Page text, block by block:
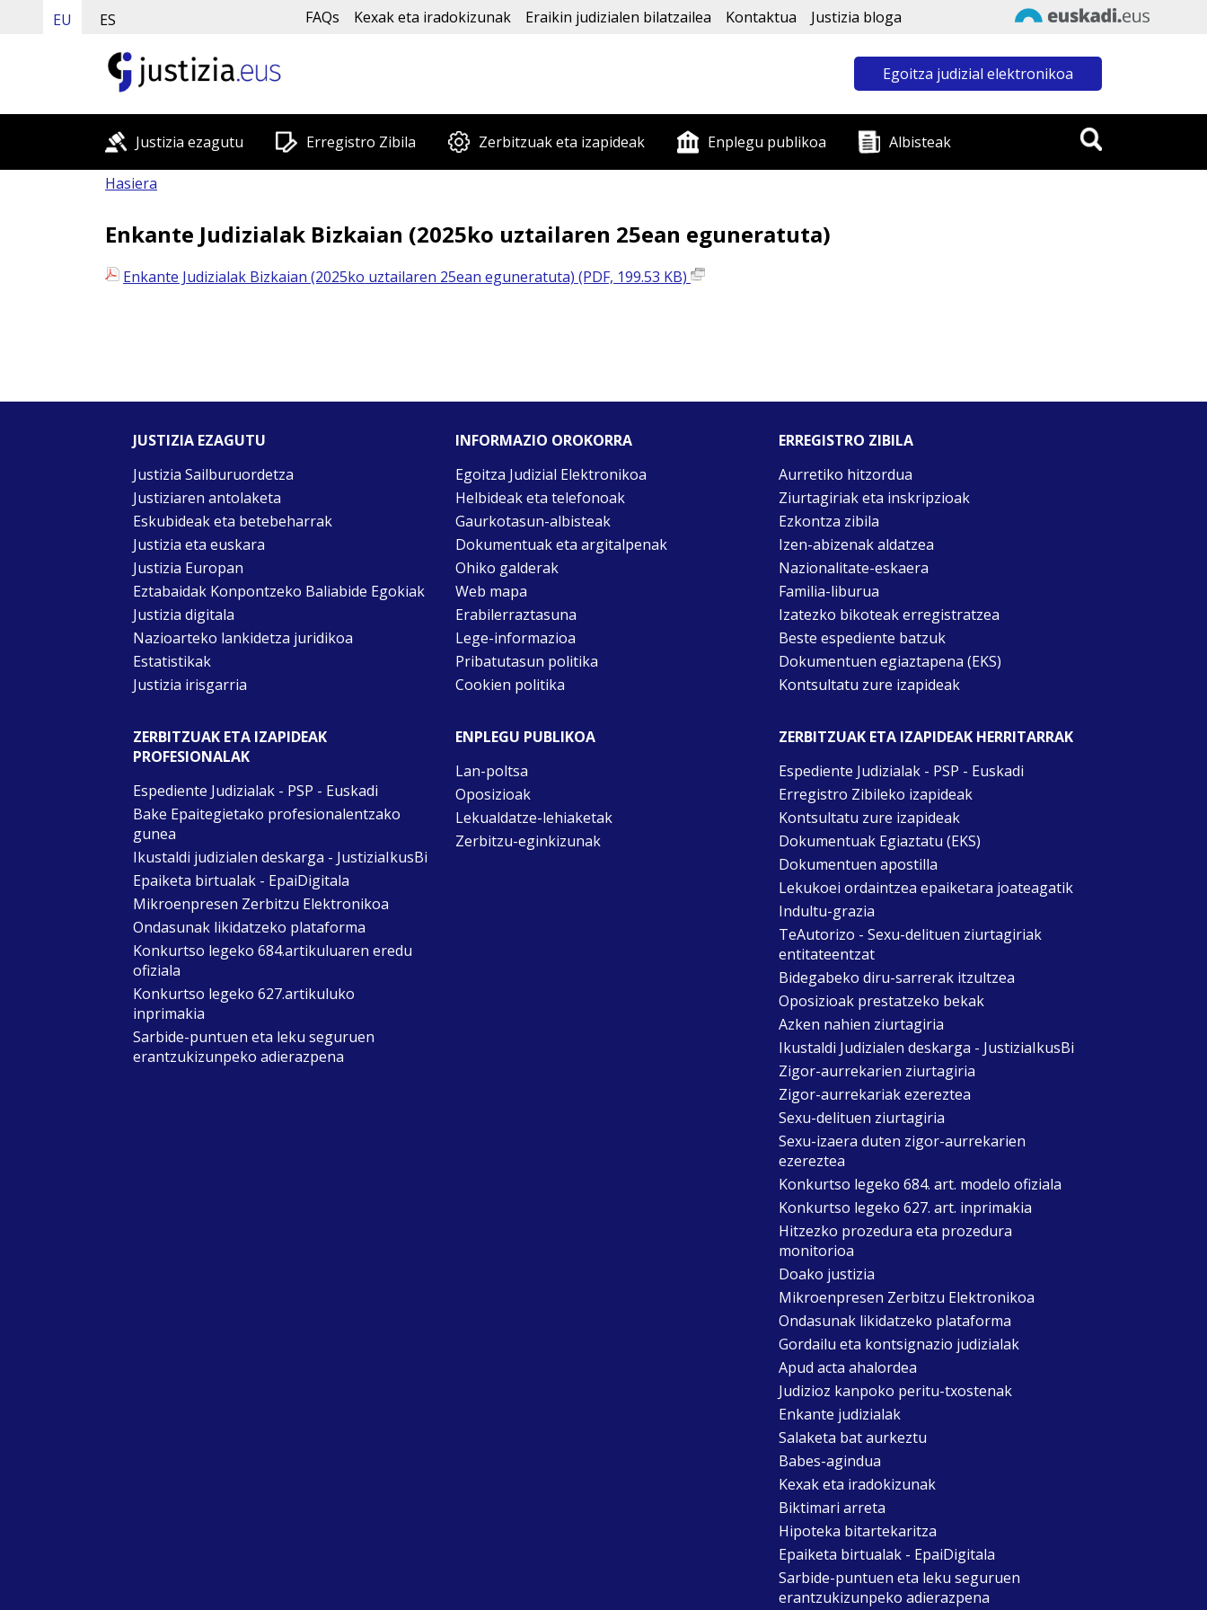
EU ES FAQs Kexak eta iradokizunak Eraikin judizialen bilatzailea Kontaktua Justizia bloga
Egoitza judizial elektronikoa
Justizia ezagutu Erregistro Zibila Zerbitzuak eta izapideak Enplegu publikoa Albisteak
Hasiera
Enkante Judizialak Bizkaian (2025ko uztailaren 25ean eguneratuta)
Enkante Judizialak Bizkaian (2025ko uztailaren 25ean eguneratuta) (PDF, 199.53 KB)
JUSTIZIA EZAGUTU
Justizia Sailburuordetza
Justiziaren antolaketa
Eskubideak eta betebeharrak
Justizia eta euskara
Justizia Europan
Eztabaidak Konpontzeko Baliabide Egokiak
Justizia digitala
Nazioarteko lankidetza juridikoa
Estatistikak
Justizia irisgarria
INFORMAZIO OROKORRA
Egoitza Judizial Elektronikoa
Helbideak eta telefonoak
Gaurkotasun-albisteak
Dokumentuak eta argitalpenak
Ohiko galderak
Web mapa
Erabilerraztasuna
Lege-informazioa
Pribatutasun politika
Cookien politika
ERREGISTRO ZIBILA
Aurretiko hitzordua
Ziurtagiriak eta inskripzioak
Ezkontza zibila
Izen-abizenak aldatzea
Nazionalitate-eskaera
Familia-liburua
Izatezko bikoteak erregistratzea
Beste espediente batzuk
Dokumentuen egiaztapena (EKS)
Kontsultatu zure izapideak
ZERBITZUAK ETA IZAPIDEAK
PROFESIONALAK
Espediente Judizialak - PSP - Euskadi
Bake Epaitegietako profesionalentzako
gunea
Ikustaldi judizialen deskarga - JustiziaIkusBi
Epaiketa birtualak - EpaiDigitala
Mikroenpresen Zerbitzu Elektronikoa
Ondasunak likidatzeko plataforma
Konkurtso legeko 684.artikuluaren eredu
ofiziala
Konkurtso legeko 627.artikuluko
inprimakia
Sarbide-puntuen eta leku seguruen
erantzukizunpeko adierazpena
ENPLEGU PUBLIKOA
Lan-poltsa
Oposizioak
Lekualdatze-lehiaketak
Zerbitzu-eginkizunak
ZERBITZUAK ETA IZAPIDEAK HERRITARRAK
Espediente Judizialak - PSP - Euskadi
Erregistro Zibileko izapideak
Kontsultatu zure izapideak
Dokumentuak Egiaztatu (EKS)
Dokumentuen apostilla
Lekukoei ordaintzea epaiketara joateagatik
Indultu-grazia
TeAutorizo - Sexu-delituen ziurtagiriak
entitateentzat
Bidegabeko diru-sarrerak itzultzea
Oposizioak prestatzeko bekak
Azken nahien ziurtagiria
Ikustaldi Judizialen deskarga - JustiziaIkusBi
Zigor-aurrekarien ziurtagiria
Zigor-aurrekariak ezereztea
Sexu-delituen ziurtagiria
Sexu-izaera duten zigor-aurrekarien
ezereztea
Konkurtso legeko 684. art. modelo ofiziala
Konkurtso legeko 627. art. inprimakia
Hitzezko prozedura eta prozedura
monitorioa
Doako justizia
Mikroenpresen Zerbitzu Elektronikoa
Ondasunak likidatzeko plataforma
Gordailu eta kontsignazio judizialak
Apud acta ahalordea
Judizioz kanpoko peritu-txostenak
Enkante judizialak
Salaketa bat aurkeztu
Babes-agindua
Kexak eta iradokizunak
Biktimari arreta
Hipoteka bitartekaritza
Epaiketa birtualak - EpaiDigitala
Sarbide-puntuen eta leku seguruen
erantzukizunpeko adierazpena